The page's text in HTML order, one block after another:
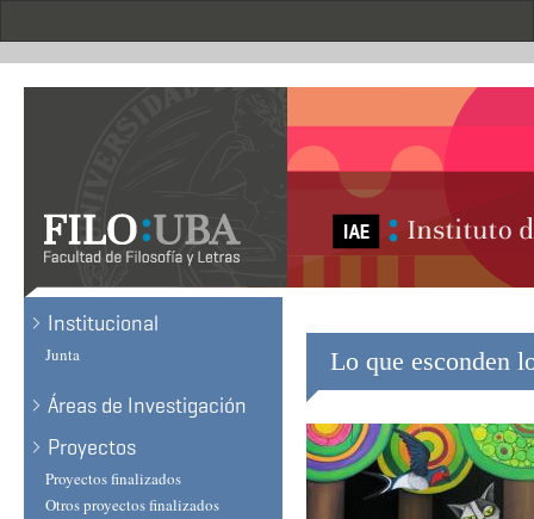
Institucional
Junta
Áreas de Investigación
Proyectos
Proyectos finalizados
Otros proyectos finalizados
Lo que esconden